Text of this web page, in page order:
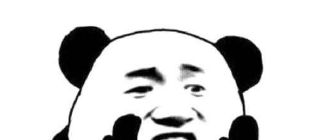
相比较起来，苹果手机的 Lightning 没有任何优势可言。
既然 USB Type-C 接口这么优秀，苹果为什么不干脆也采
用 USB Type-C？到时候全世界手机数据接口通用，苹果
用户出门再也不用担心找不到数据线了。